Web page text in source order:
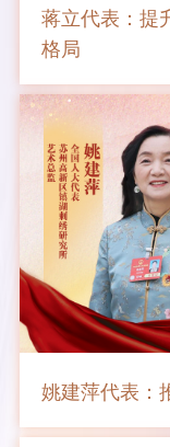
蒋立代表：提
格局
姚建萍代表：